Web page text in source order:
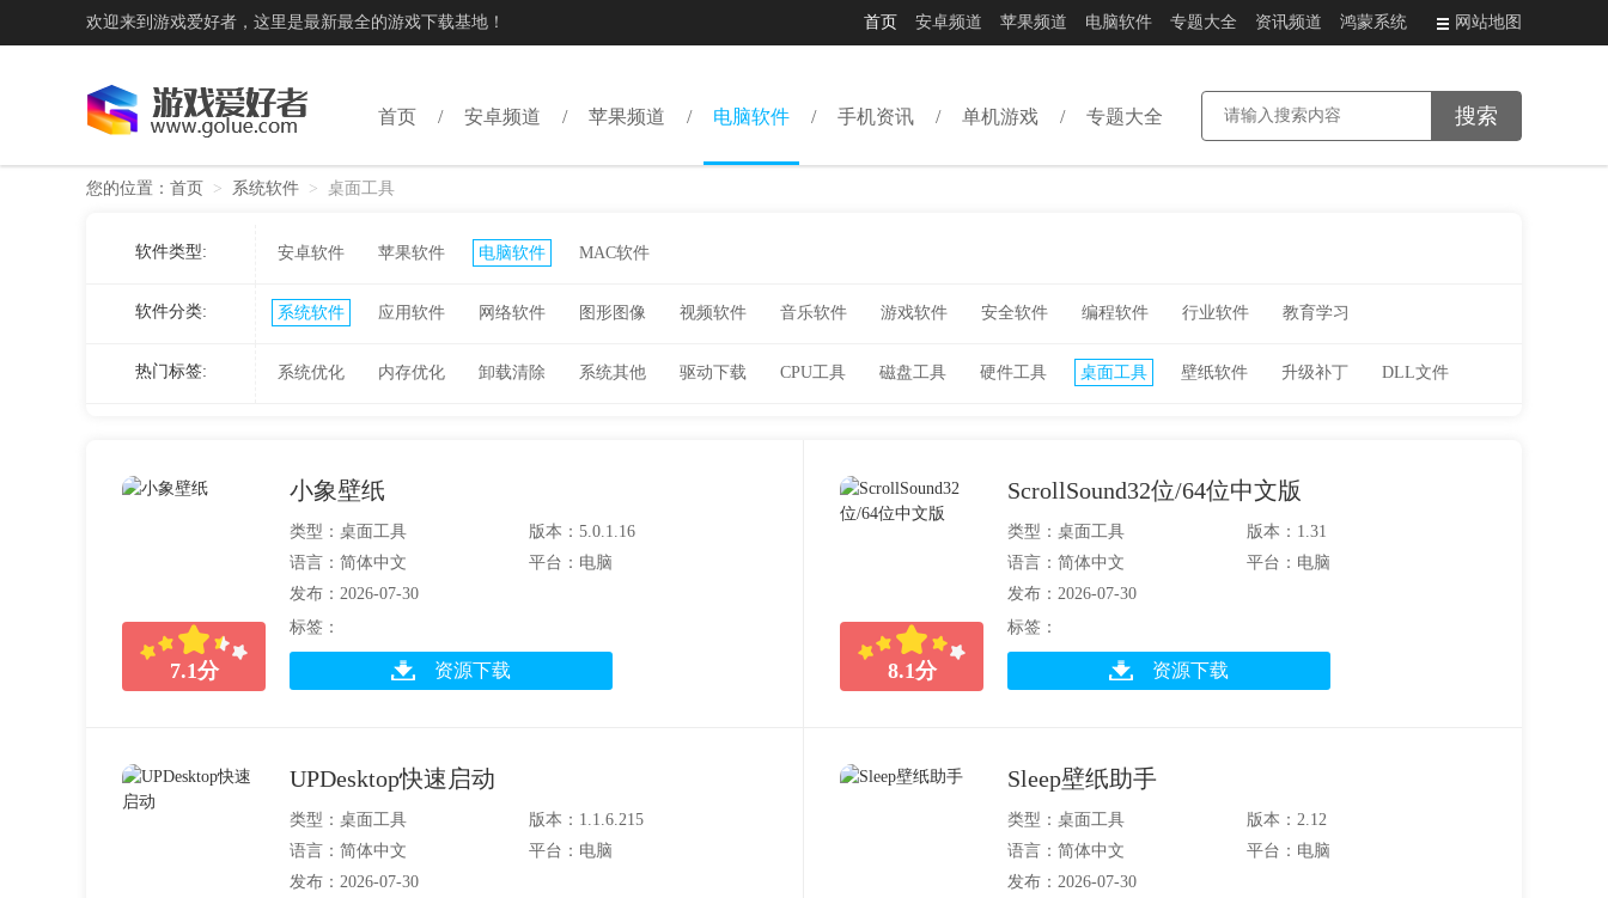
欢迎来到游戏爱好者，这里是最新最全的游戏下载基地！ 首页 安卓频道 苹果频道 电脑软件 专题大全 资讯频道 鸿蒙系统 网站地图
首页 安卓频道 苹果频道 电脑软件 手机资讯 单机游戏 专题大全
您的位置： 首页 > 系统软件 > 桌面工具
软件类型: 安卓软件 苹果软件 电脑软件 MAC软件
软件分类: 系统软件 应用软件 网络软件 图形图像 视频软件 音乐软件 游戏软件 安全软件 编程软件 行业软件 教育学习
热门标签: 系统优化 内存优化 卸载清除 系统其他 驱动下载 CPU工具 磁盘工具 硬件工具 桌面工具 壁纸软件 升级补丁 DLL文件
7.1分
小象壁纸
类型：桌面工具
版本：5.0.1.16
语言：简体中文
平台：电脑
发布：2026-07-30
标签：
资源下载 8.1分
ScrollSound32位/64位中文版
类型：桌面工具
版本：1.31
语言：简体中文
平台：电脑
发布：2026-07-30
标签：
资源下载
UPDesktop快速启动
类型：桌面工具
版本：1.1.6.215
语言：简体中文
平台：电脑
发布：2026-07-30
Sleep壁纸助手
类型：桌面工具
版本：2.12
语言：简体中文
平台：电脑
发布：2026-07-30